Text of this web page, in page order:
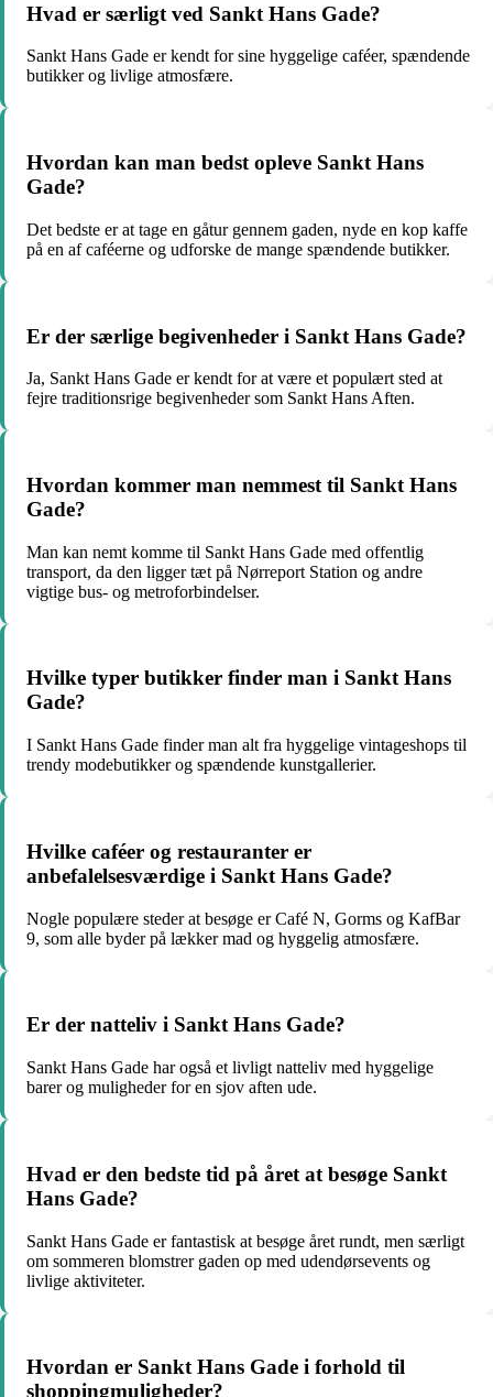
Hvad er særligt ved Sankt Hans Gade?
Sankt Hans Gade er kendt for sine hyggelige caféer, spændende
butikker og livlige atmosfære.
Hvordan kan man bedst opleve Sankt Hans
Gade?
Det bedste er at tage en gåtur gennem gaden, nyde en kop kaffe
på en af caféerne og udforske de mange spændende butikker.
Er der særlige begivenheder i Sankt Hans Gade?
Ja, Sankt Hans Gade er kendt for at være et populært sted at
fejre traditionsrige begivenheder som Sankt Hans Aften.
Hvordan kommer man nemmest til Sankt Hans
Gade?
Man kan nemt komme til Sankt Hans Gade med offentlig
transport, da den ligger tæt på Nørreport Station og andre
vigtige bus- og metroforbindelser.
Hvilke typer butikker finder man i Sankt Hans
Gade?
I Sankt Hans Gade finder man alt fra hyggelige vintageshops til
trendy modebutikker og spændende kunstgallerier.
Hvilke caféer og restauranter er
anbefalelsesværdige i Sankt Hans Gade?
Nogle populære steder at besøge er Café N, Gorms og KafBar
9, som alle byder på lækker mad og hyggelig atmosfære.
Er der natteliv i Sankt Hans Gade?
Sankt Hans Gade har også et livligt natteliv med hyggelige
barer og muligheder for en sjov aften ude.
Hvad er den bedste tid på året at besøge Sankt
Hans Gade?
Sankt Hans Gade er fantastisk at besøge året rundt, men særligt
om sommeren blomstrer gaden op med udendørsevents og
livlige aktiviteter.
Hvordan er Sankt Hans Gade i forhold til
shoppingmuligheder?